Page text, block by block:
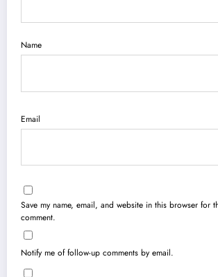
Name
Email
Save my name, email, and website in this browser for
comment.
Notify me of follow-up comments by email.